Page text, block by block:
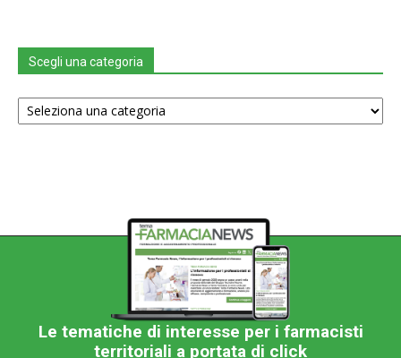
Scegli una categoria
Scegli
una
Le tematiche di interesse per i farmacisti
territoriali a portata di click